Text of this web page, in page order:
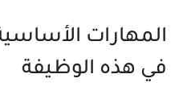
المهارات
في هذه الوظيفة